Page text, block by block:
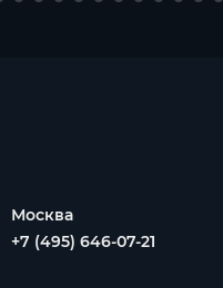
Москва
+7 (495) 646-07-21